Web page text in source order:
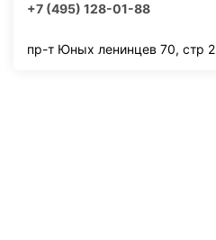
+7 (495) 128-01-88
пр-т Юных ленинцев 70, стр 2